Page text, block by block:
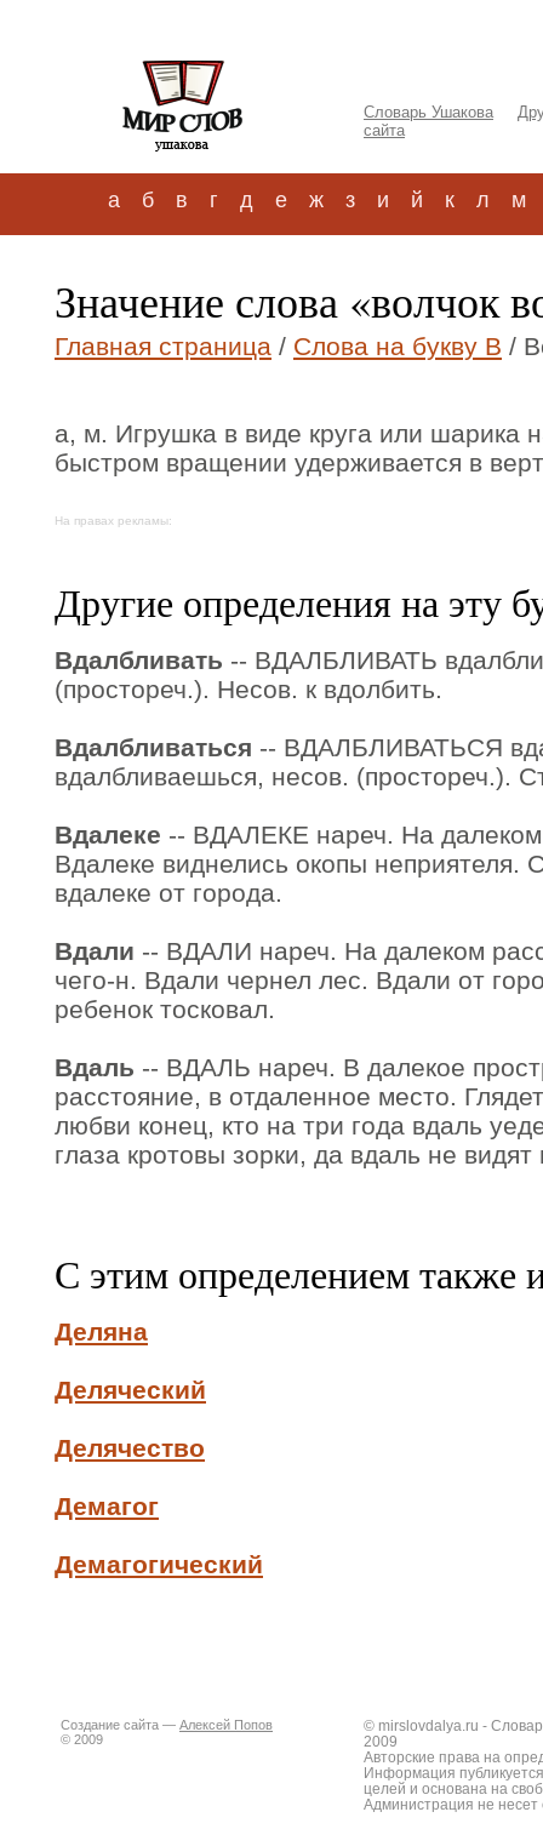
Словарь Ушакова
сайта
а б в г д е ж з и й к л м
Значение слова «волчок
Главная страница / Слова на букву В /
а, м. Игрушка в виде круга или шарика
быстром вращении удерживается в
На правах рекламы:
Другие определения на эту
Вдалбливать -- ВДАЛБЛИВАТЬ
(простореч.). Несов. к вдолбить.
Вдалбливаться -- ВДАЛБЛИВАТЬСЯ
вдалбливаешься, несов. (простореч.).
Вдалеке -- ВДАЛЕКЕ нареч. На далеком
Вдалеке виднелись окопы неприятеля.
вдалеке от города.
Вдали -- ВДАЛИ нареч. На далеком
чего-н. Вдали чернел лес. Вдали от
ребенок тосковал.
Вдаль -- ВДАЛЬ нареч. В далекое
расстояние, в отдаленное место.
любви конец, кто на три года вдаль
глаза кротовы зорки, да вдаль не
С этим определением также
Деляна
Деляческий
Делячество
Демагог
Демагогический
Создание сайта — Алексей Попов
© 2009
© mirslovdalya.ru -
2009
Авторские права на
Информация
целей и основана на
Администрация не несет